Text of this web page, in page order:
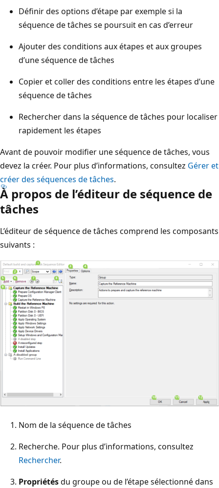
Définir des options d’étape par exemple si la
séquence de tâches se poursuit en cas d’erreur
Ajouter des conditions aux étapes et aux groupes
d’une séquence de tâches
Copier et coller des conditions entre les étapes d’une
séquence de tâches
Rechercher dans la séquence de tâches pour localiser
rapidement les étapes
Avant de pouvoir modifier une séquence de tâches, vous
devez la créer. Pour plus d’informations, consultez Gérer et
créer des séquences de tâches.
À propos de l’éditeur de séquence de
tâches
L’éditeur de séquence de tâches comprend les composants
suivants :
Nom de la séquence de tâches
Recherche. Pour plus d’informations, consultez
Rechercher.
Propriétésdu groupe ou de l’étape sélectionné dans